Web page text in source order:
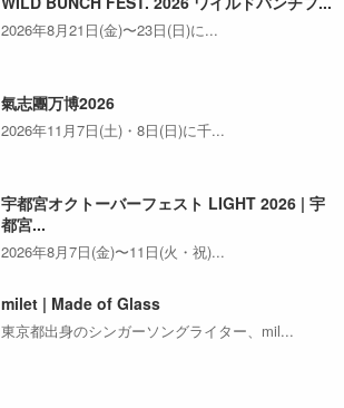
2026年8月21日(金)〜23日(日)に...
氣志團万博2026
2026年11月7日(土)・8日(日)に千...
宇都宮オクトーバーフェスト LIGHT 2026 | 宇
都宮...
2026年8月7日(金)〜11日(火・祝)...
milet | Made of Glass
東京都出身のシンガーソングライター、mil...